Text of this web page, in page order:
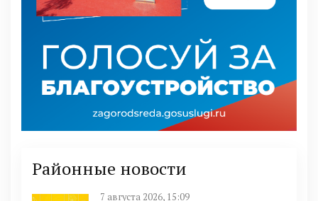
Районные новости
7 августа 2026, 15:09